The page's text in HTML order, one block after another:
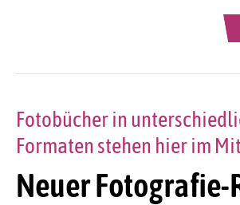
Neuer Fotografie-
Fotobücher in
Formaten stehen hier im